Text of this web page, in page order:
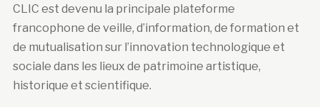
CLIC est devenu la principale plateforme
francophone de veille, d’information, de formation et
de mutualisation sur l’innovation technologique et
sociale dans les lieux de patrimoine artistique,
historique et scientifique.